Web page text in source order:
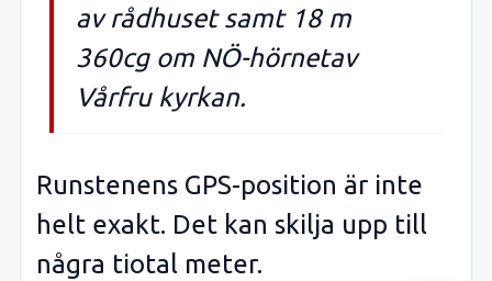
av rådhuset samt 18 m
360cg om NÖ-hörnetav
Vårfru kyrkan.
Runstenens GPS-position är inte
helt exakt. Det kan skilja upp till
några tiotal meter.